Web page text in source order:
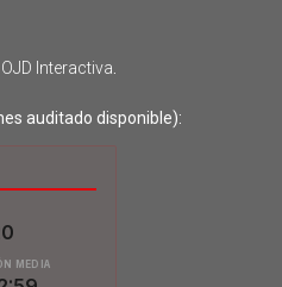
OJD Interactiva
auditado disponible):